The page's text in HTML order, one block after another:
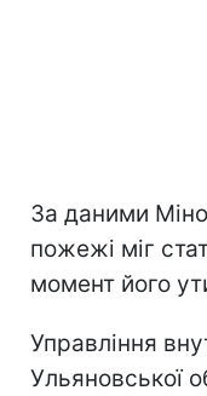
За даними
пожежі міг
момент його
Управління
Ульяновської